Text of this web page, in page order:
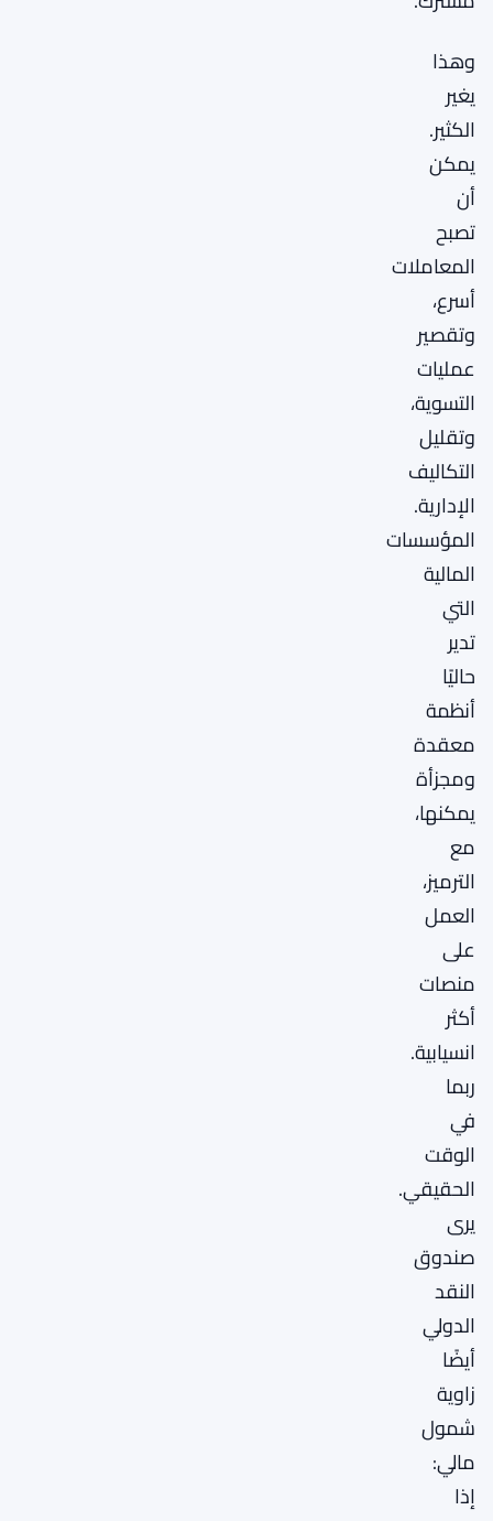
وهذا
يغير
الكثير.
يمكن
أن
تصبح
المعاملات
أسرع،
وتقصير
عمليات
التسوية،
وتقليل
التكاليف
الإدارية.
المؤسسات
المالية
التي
تدير
حاليًا
أنظمة
معقدة
ومجزأة
يمكنها،
مع
الترميز،
العمل
على
منصات
أكثر
انسيابية.
ربما
في
الوقت
الحقيقي.
يرى
صندوق
النقد
الدولي
أيضًا
زاوية
شمول
مالي:
إذا